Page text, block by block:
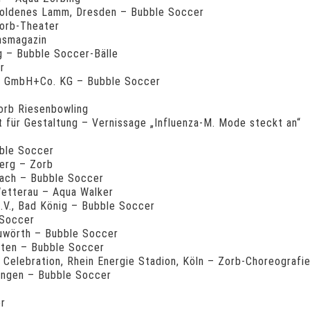
Lamm, Dresden – Bubble Soccer
Theater
– Bubble Soccer-Bälle
KG – Bubble Soccer
Riesenbowling
Gestaltung – Vernissage „Influenza-M. Mode steckt an“
Soccer
– Zorb
– Bubble Soccer
– Aqua Walker
Bad König – Bubble Soccer
– Bubble Soccer
– Bubble Soccer
Rhein Energie Stadion, Köln – Zorb-Choreografie
– Bubble Soccer